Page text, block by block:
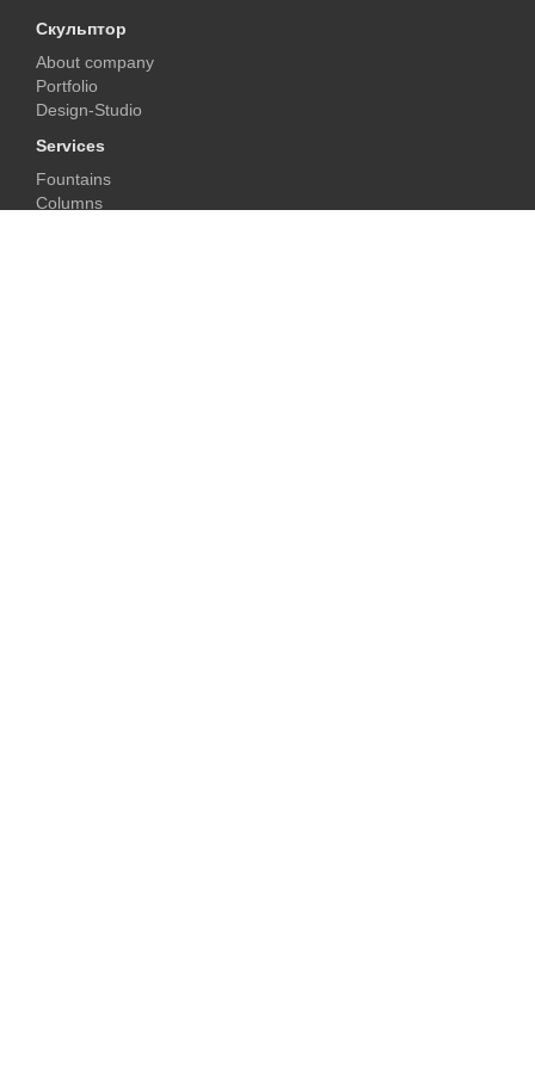
Скульптор
About company
Portfolio
Design-Studio
Services
Fountains
Columns